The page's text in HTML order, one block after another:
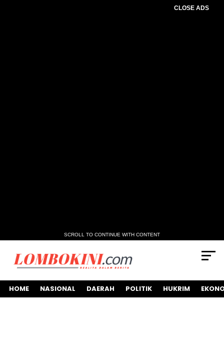
CLOSE ADS
SCROLL TO CONTINUE WITH CONTENT
HOME NASIONAL DAERAH POLITIK HUKRIM